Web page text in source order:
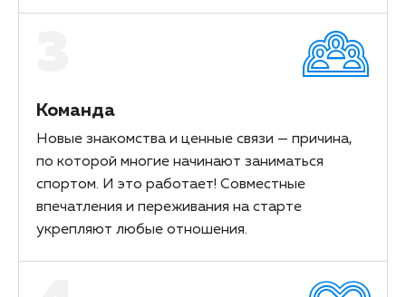
Команда
Новые знакомства и ценные связи — причина,
по которой многие начинают заниматься
спортом. И это работает! Совместные
впечатления и переживания на старте
укрепляют любые отношения.